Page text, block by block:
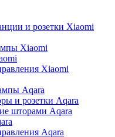
и розетки Xiaomi
Xiaomi
Xiaomi
Aqara
и розетки Aqara
шторами Aqara
Aqara